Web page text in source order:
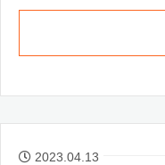
2023.04.13